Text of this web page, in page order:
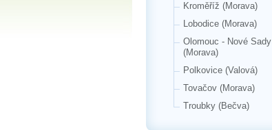
Kroměříž (Morava)
Lobodice (Morava)
Olomouc - Nové Sady
(Morava)
Polkovice (Valová)
Tovačov (Morava)
Troubky (Bečva)